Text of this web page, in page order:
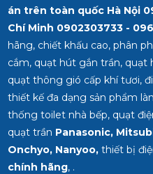
án trên toàn quốc Hà Nội
Chí Minh 0902303733 -
hãng, chiết khấu cao, phân
cắm, quạt hút gắn trần,
quạt thông gió cấp khí tươi,
thiết kế đa dạng sản phẩm
thống toilet nhà bếp, quạt
quạt trần Panasonic,
Onchyo, Nanyoo,thiết bị
chính hãng, .